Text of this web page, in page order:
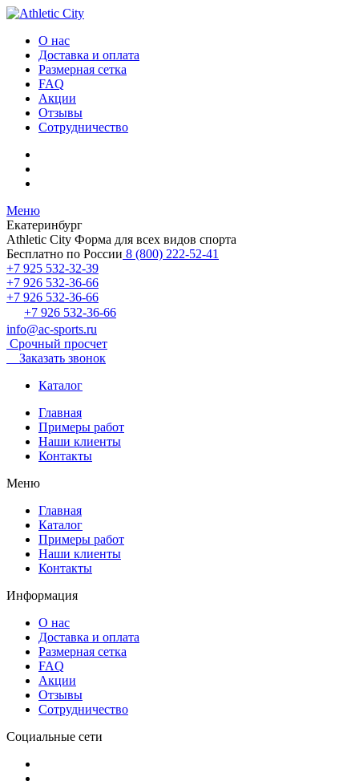
О нас
Доставка и оплата
Размерная сетка
FAQ
Акции
Отзывы
Сотрудничество
Меню
Екатеринбург
Athletic City Форма для всех видов спорта
Бесплатно по России 8 (800) 222-52-41
+7 925 532-32-39
+7 926 532-36-66
+7 926 532-36-66
+7 926 532-36-66
info@ac-sports.ru
Срочный просчет
Заказать звонок
Каталог
Главная
Примеры работ
Наши клиенты
Контакты
Меню
Главная
Каталог
Примеры работ
Наши клиенты
Контакты
Информация
О нас
Доставка и оплата
Размерная сетка
FAQ
Акции
Отзывы
Сотрудничество
Социальные сети